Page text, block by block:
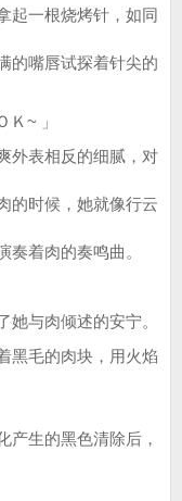
一根烧烤针，如同
的嘴唇试探着针尖的
~ 」
表相反的细腻，对
的时候，她就像行云
奏着肉的奏鸣曲。
与肉倾述的安宁。
毛的肉块，用火焰
生的黑色清除后，